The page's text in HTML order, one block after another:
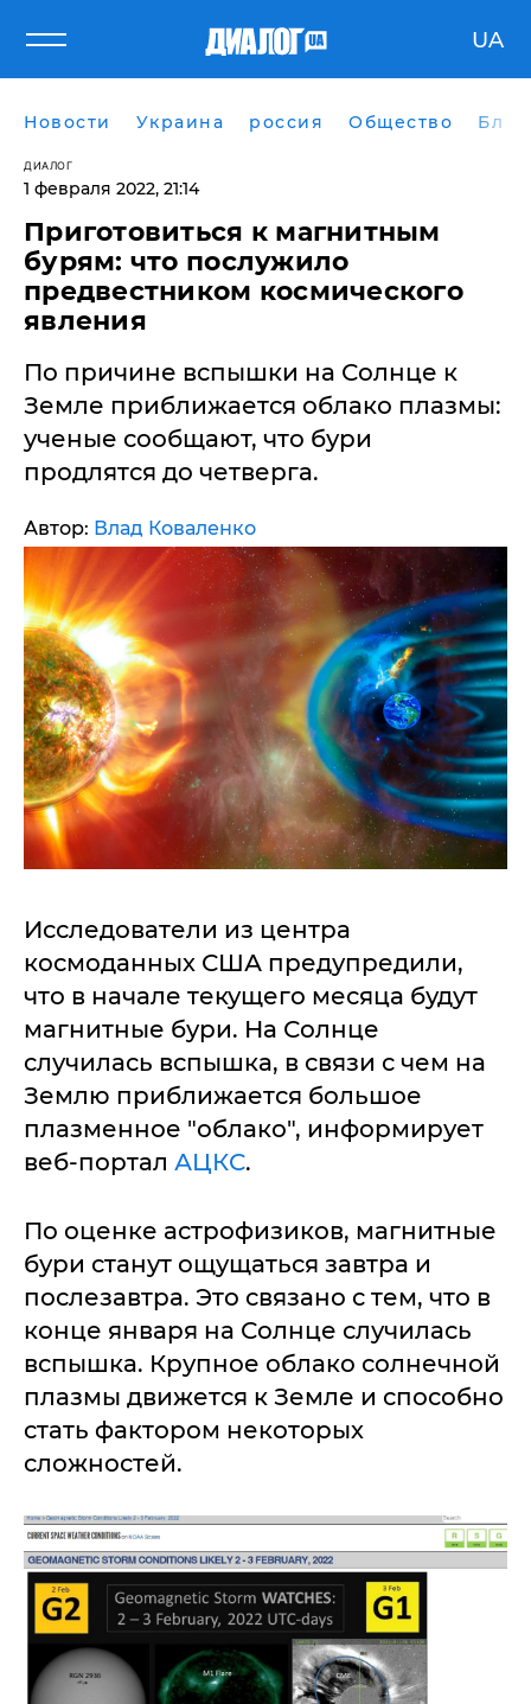
UA
Новости Украина россия Общество
ДИАЛОГ
1 февраля 2022, 21:14
Приготовиться к магнитным
бурям: что послужило
предвестником космического
явления
По причине вспышки на Солнце к
Земле приближается облако плазмы:
ученые сообщают, что бури
продлятся до четверга.
Автор: Влад Коваленко
Исследователи из центра
космоданных США предупредили,
что в начале текущего месяца будут
магнитные бури. На Солнце
случилась вспышка, в связи с чем на
Землю приближается большое
плазменное "облако", информирует
веб-портал АЦКС.
По оценке астрофизиков, магнитные
бури станут ощущаться завтра и
послезавтра. Это связано с тем, что в
конце января на Солнце случилась
вспышка. Крупное облако солнечной
плазмы движется к Земле и способно
стать фактором некоторых
сложностей.